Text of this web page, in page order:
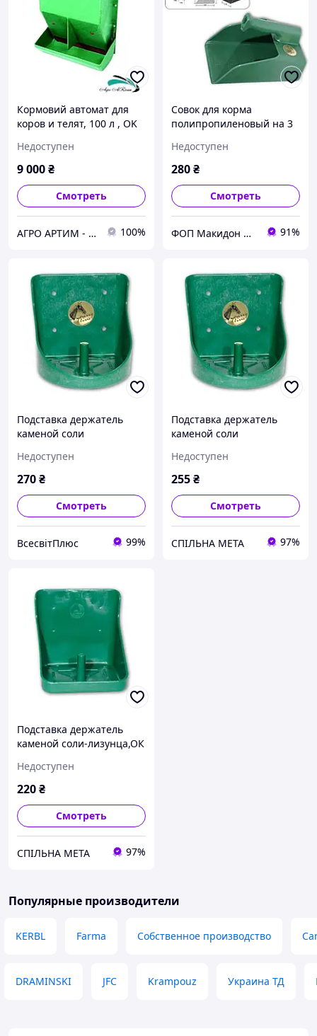
Кормовий автомат для
коров и телят, 100 л , OK
Недоступен
9 000₴
Смотреть
АГРО АРТИМ - Ветеринарное оборудование и препараты для животноводства и птицеводства 100%
Совок для корма
полипропиленовый на 3
Недоступен
280₴
Смотреть
ФОП Макидон Людмила Викторовна 91%
Подставка держатель
каменой соли
Недоступен
270₴
Смотреть
ВсесвітПлюс 99%
Подставка держатель
каменой соли
Недоступен
255₴
Смотреть
СПІЛЬНА МЕТА 97%
Подставка держатель
каменой соли-лизунца,ОК
Недоступен
220₴
Смотреть
СПІЛЬНА МЕТА 97%
Популярные производители
KERBL Farma Собственное производство
DRAMINSKI JFC Krampouz Украина ТД